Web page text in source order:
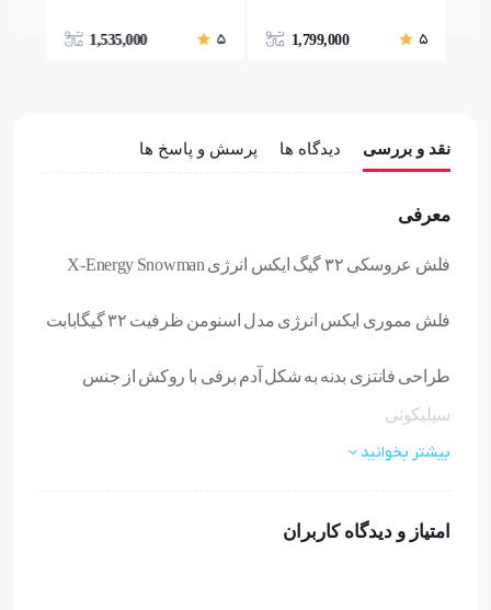
5
1,799,000
5
1,535,000
نقد و بررسی دیدگاه ها پرسش و پاسخ ها
معرفی
فلش عروسکی ۳۲ گیگ ایکس انرژی X-Energy Snowman
فلش مموری ایکس انرژی مدل اسنومن ظرفیت ۳۲ گیگابابت
طراحی فانتزی بدنه به شکل آدم برفی با روکش از جنس
سیلیکونی
بیشتر بخوانید
امتیاز و دیدگاه کاربران